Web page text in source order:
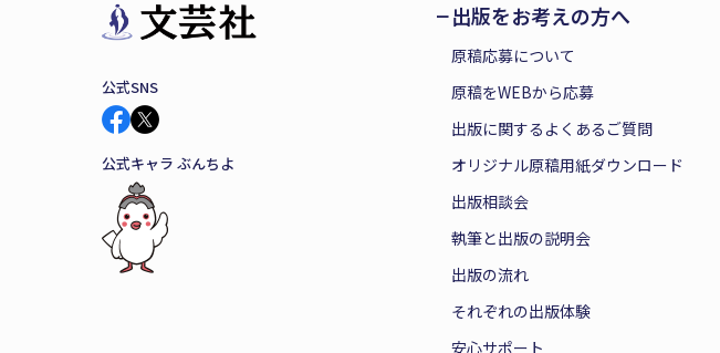
公式SNS
公式キャラ ぶんちよ
出版をお考えの方へ
原稿応募について
原稿をWEBから応募
出版に関するよくあるご質問
オリジナル原稿用紙ダウンロード
出版相談会
執筆と出版の説明会
出版の流れ
それぞれの出版体験
安心サポート